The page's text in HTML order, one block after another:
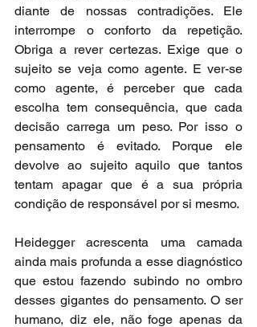
diante de nossas contradições. Ele
interrompe o conforto da repetição.
Obriga a rever certezas. Exige que o
sujeito se veja como agente. E ver-se
como agente, é perceber que cada
escolha tem consequência, que cada
decisão carrega um peso. Por isso o
pensamento é evitado. Porque ele
devolve ao sujeito aquilo que tantos
tentam apagar que é a sua própria
condição de responsável por si mesmo.
Heidegger acrescenta uma camada
ainda mais profunda a esse diagnóstico
que estou fazendo subindo no ombro
desses gigantes do pensamento. O ser
humano, diz ele, não foge apenas da